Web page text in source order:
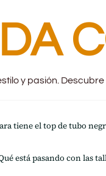
y pasión.
tiene el top de tubo
está pasando con las